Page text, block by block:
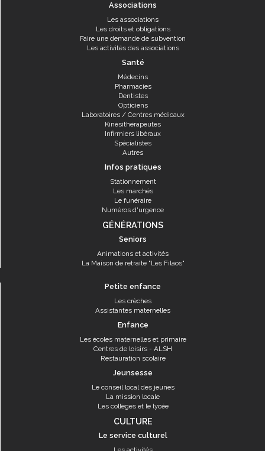
Associations
Les associations
Les droits et obligations
Faire une demande de subvention
Les activités des associations
Santé
Médecins
Pharmacies
Dentistes
Opticiens
Laboratoires / Centres médicaux
Kinésithérapeutes
Infirmiers libéraux
Spécialistes
Autres
Infos pratiques
Stationnement
Les marchés
Le funéraire
Numéros d'urgence
GÉNÉRATIONS
Seniors
Animations et activités
La Maison de retraite "Les Filaos"
Petite enfance
Les crèches
Assistantes maternelles
Enfance
Les écoles maternelles et primaire
Centres de loisirs - ALSH
Restauration scolaire
Jeunsesse
Le conseil local des jeunes
La mission locale
Les collèges et le lycée
CULTURE
Le service culturel